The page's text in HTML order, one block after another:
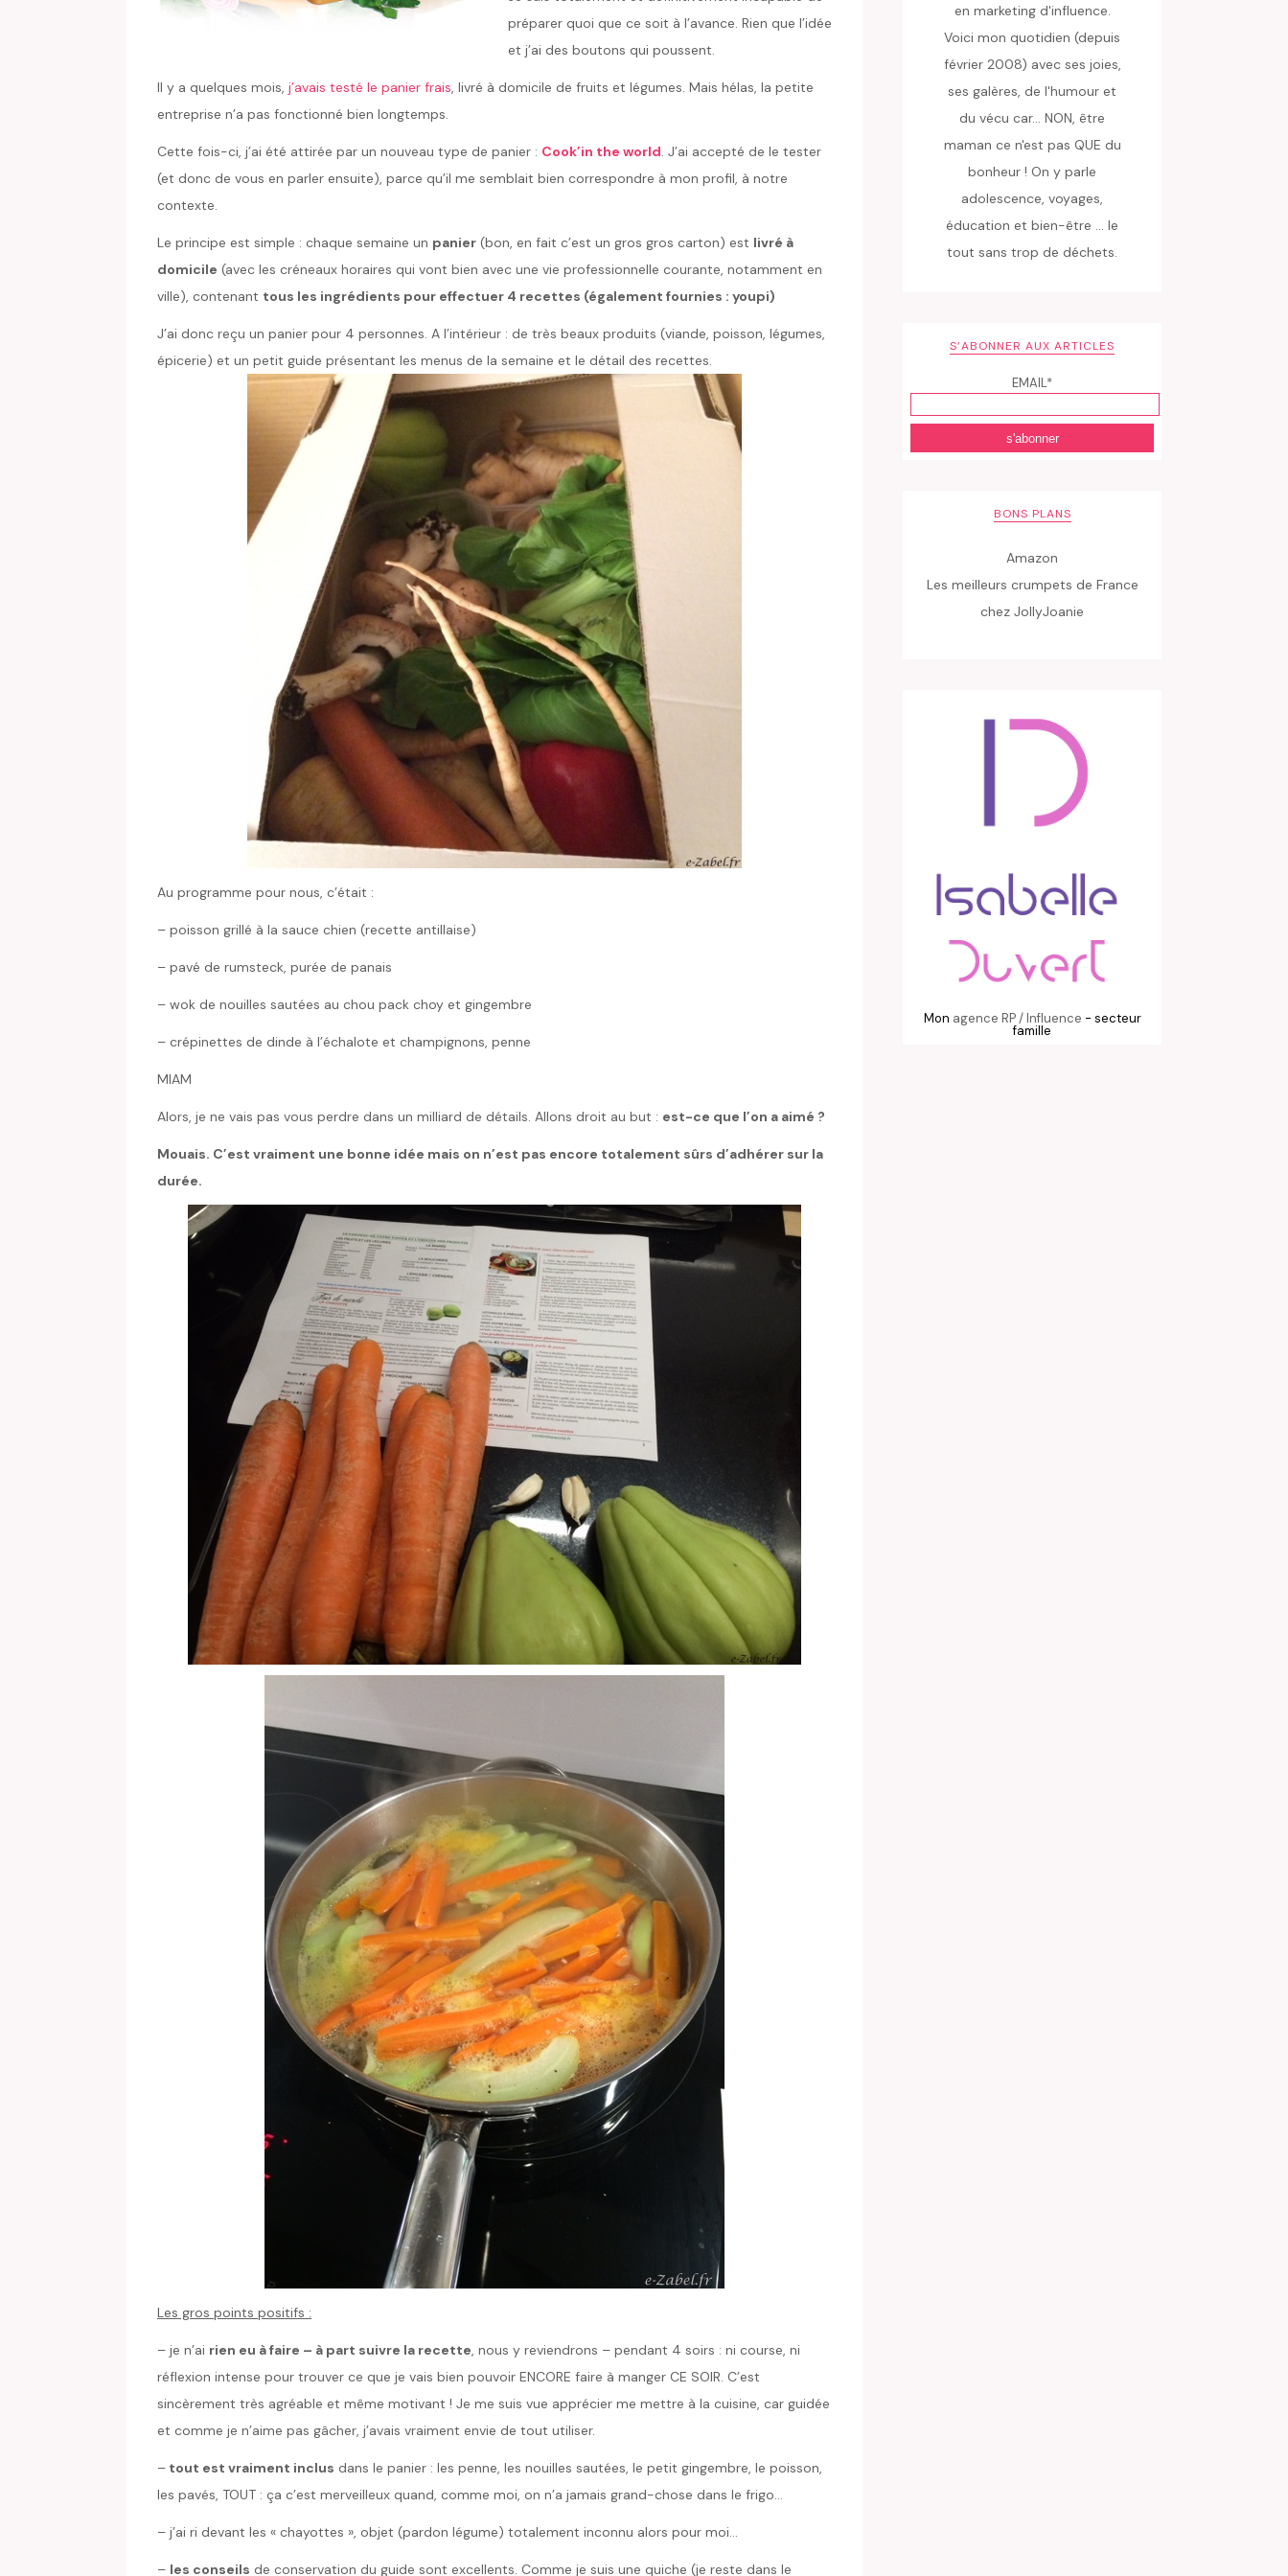
préparer quoi que ce soit à l’avance. Rien que l’idée
et j’ai des boutons qui poussent.
Il y a quelques mois, j’avais testé le panier frais, livré à domicile de fruits et légumes. Mais hélas, la petite
entreprise n’a pas fonctionné bien longtemps.
Cette fois-ci, j’ai été attirée par un nouveau type de panier : Cook’in the world. J’ai accepté de le tester
(et donc de vous en parler ensuite), parce qu’il me semblait bien correspondre à mon profil, à notre
contexte.
Le principe est simple : chaque semaine un panier (bon, en fait c’est un gros gros carton) est livré à
domicile (avec les créneaux horaires qui vont bien avec une vie professionnelle courante, notamment en
ville), contenant tous les ingrédients pour effectuer 4 recettes (également fournies : youpi)
J’ai donc reçu un panier pour 4 personnes. A l’intérieur : de très beaux produits (viande, poisson, légumes,
épicerie) et un petit guide présentant les menus de la semaine et le détail des recettes.
Au programme pour nous, c’était :
– poisson grillé à la sauce chien (recette antillaise)
– pavé de rumsteck, purée de panais
– wok de nouilles sautées au chou pack choy et gingembre
– crépinettes de dinde à l’échalote et champignons, penne
MIAM
Alors, je ne vais pas vous perdre dans un milliard de détails. Allons droit au but : est-ce que l’on a aimé ?
Mouais. C’est vraiment une bonne idée mais on n’est pas encore totalement sûrs d’adhérer sur la
durée.
Les gros points positifs :
– je n’ai rien eu à faire – à part suivre la recette, nous y reviendrons – pendant 4 soirs : ni course, ni
réflexion intense pour trouver ce que je vais bien pouvoir ENCORE faire à manger CE SOIR. C’est
sincèrement très agréable et même motivant ! Je me suis vue apprécier me mettre à la cuisine, car guidée
et comme je n’aime pas gâcher, j’avais vraiment envie de tout utiliser.
– tout est vraiment inclus dans le panier : les penne, les nouilles sautées, le petit gingembre, le poisson,
les pavés, TOUT : ça c’est merveilleux quand, comme moi, on n’a jamais grand-chose dans le frigo…
– j’ai ri devant les « chayottes », objet (pardon légume) totalement inconnu alors pour moi…
– les conseils de conservation du guide sont excellents. Comme je suis une quiche (je reste dans le
en marketing d'influence.
Voici mon quotidien (depuis
février 2008) avec ses joies,
ses galères, de l'humour et
du vécu car... NON, être
maman ce n'est pas QUE du
bonheur ! On y parle
adolescence, voyages,
éducation et bien-être ... le
tout sans trop de déchets.
S’ABONNER AUX ARTICLES
EMAIL*
BONS PLANS
Amazon
Les meilleurs crumpets de France
chez JollyJoanie
Mon agence RP / Influence - secteur
famille